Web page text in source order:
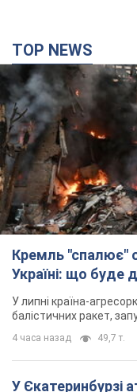
TOP NEWS
Кремль "спалює"
Україні: що буде
У липні країна-
балістичних ракет,
4 часа назад 49,7 т.
У Єкатеринбурзі